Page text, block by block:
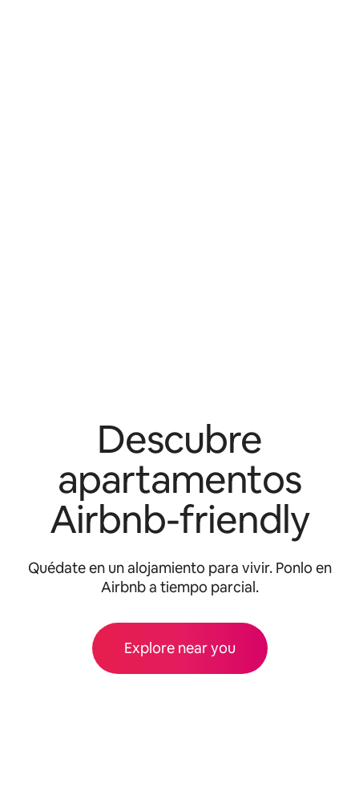
Descubre
apartamentos
Airbnb-friendly
Quédate en un alojamiento para vivir. Ponlo en
Airbnb a tiempo parcial.
Explore near you